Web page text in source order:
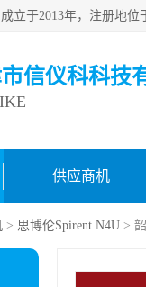
信仪科科技
供应商机
> 思博伦Spirent N4U >